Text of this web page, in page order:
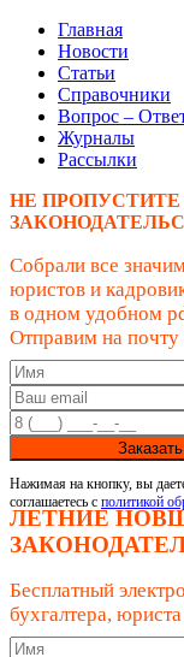
Главная
Новости
Статьи
Справочники
Вопрос –
Журналы
Рассылки
НЕ
Собрали все
юристов и
в одном удобном
Отправим на почту
Нажимая на кнопку, вы
соглашаетесь с политикой
ЛЕТНИЕ
Бесплатный
бухгалтера,